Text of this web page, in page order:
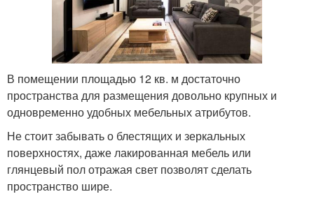
В помещении площадью 12 кв. м достаточно
пространства для размещения довольно крупных и
одновременно удобных мебельных атрибутов.
Не стоит забывать о блестящих и зеркальных
поверхностях, даже лакированная мебель или
глянцевый пол отражая свет позволят сделать
пространство шире.